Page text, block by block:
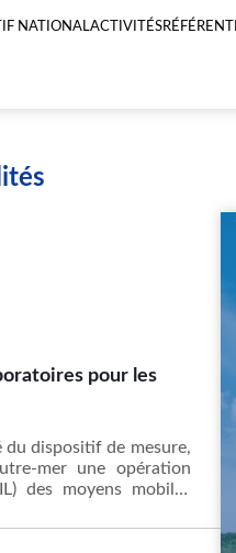
NATIONALACTIVITÉS
pour les
du dispositif de mesure,
mer une opération
des moyens mobiles
et l'Ineris au titre de